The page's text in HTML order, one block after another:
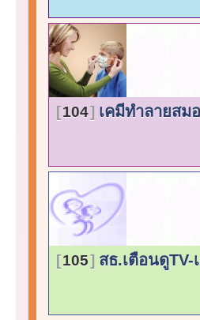
104 เคมีทำลายสม
105 สธ.เตือนดู